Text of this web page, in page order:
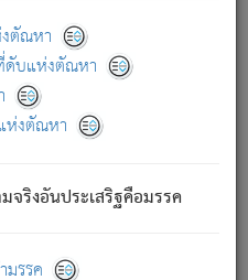
ตัณหา
ดับแห่งตัณหา
ห่งตัณหา
ริงอันประเสริฐคือมรรค
รรค
ทรงเปล่งออก ที่โคนต้นโพธิ์
)